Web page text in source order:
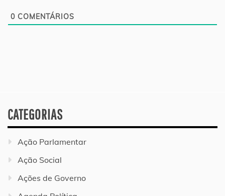
0 COMENTÁRIOS
CATEGORIAS
Ação Parlamentar
Ação Social
Ações de Governo